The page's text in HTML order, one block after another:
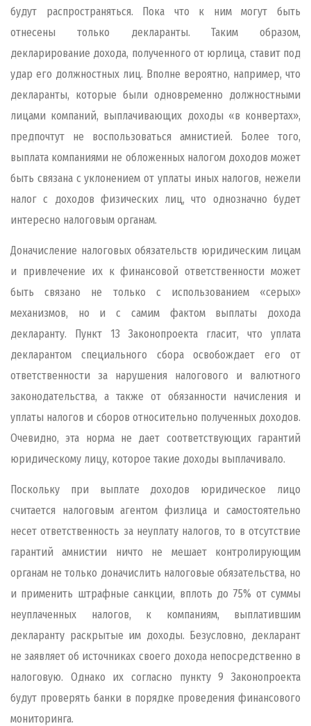
будут распространяться. Пока что к ним могут быть
отнесены только декларанты. Таким образом,
декларирование дохода, полученного от юрлица, ставит под
удар его должностных лиц. Вполне вероятно, например, что
декларанты, которые были одновременно должностными
лицами компаний, выплачивающих доходы «в конвертах»,
предпочтут не воспользоваться амнистией. Более того,
выплата компаниями не обложенных налогом доходов может
быть связана с уклонением от уплаты иных налогов, нежели
налог с доходов физических лиц, что однозначно будет
интересно налоговым органам.
Доначисление налоговых обязательств юридическим лицам
и привлечение их к финансовой ответственности может
быть связано не только с использованием «серых»
механизмов, но и с самим фактом выплаты дохода
декларанту. Пункт 13 Законопроекта гласит, что уплата
декларантом специального сбора освобождает его от
ответственности за нарушения налогового и валютного
законодательства, а также от обязанности начисления и
уплаты налогов и сборов относительно полученных доходов.
Очевидно, эта норма не дает соответствующих гарантий
юридическому лицу, которое такие доходы выплачивало.
Поскольку при выплате доходов юридическое лицо
считается налоговым агентом физлица и самостоятельно
несет ответственность за неуплату налогов, то в отсутствие
гарантий амнистии ничто не мешает контролирующим
органам не только доначислить налоговые обязательства, но
и применить штрафные санкции, вплоть до 75% от суммы
неуплаченных налогов, к компаниям, выплатившим
декларанту раскрытые им доходы. Безусловно, декларант
не заявляет об источниках своего дохода непосредственно в
налоговую. Однако их согласно пункту 9 Законопроекта
будут проверять банки в порядке проведения финансового
мониторинга.